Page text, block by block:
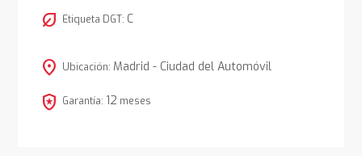
nest_eco_leaf Etiqueta DGT: C
location_on Ubicación: Madrid - Ciudad del Automóvil
local_police Garantía: 12 meses